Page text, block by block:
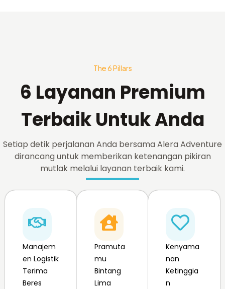
The 6 Pillars
6 Layanan Premium
Terbaik Untuk Anda
Setiap detik perjalanan Anda bersama Alera Adventure
dirancang untuk memberikan ketenangan pikiran
mutlak melalui layanan terbaik kami.
Manajem
en Logistik
Terima
Beres
Pramuta
mu
Bintang
Lima
Kenyama
nan
Ketinggia
n